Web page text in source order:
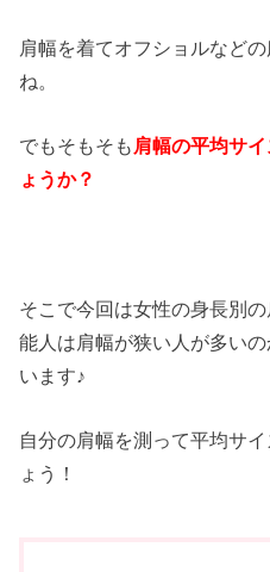
肩幅を着てオフショルなど
ね。
でもそもそも 肩幅の平均サ
ょうか？
そこで今回は女性の身長別
能人は肩幅が狭い人が多い
います♪
自分の肩幅を測って平均サ
ょう！